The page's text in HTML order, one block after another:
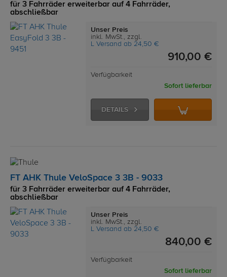
für 3 Fahrräder erweiterbar auf 4 Fahrräder,
abschließbar
Unser Preis
inkl. MwSt., zzgl.
L Versand ab 24,50 €
910,00 €
Verfügbarkeit
Sofort lieferbar
DETAILS
FT AHK Thule VeloSpace 3 3B - 9033
für 3 Fahrräder erweiterbar auf 4 Fahrräder,
abschließbar
Unser Preis
inkl. MwSt., zzgl.
L Versand ab 24,50 €
840,00 €
Verfügbarkeit
Sofort lieferbar